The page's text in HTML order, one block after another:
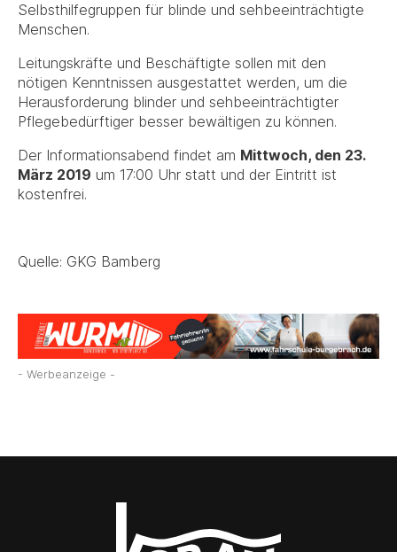
Selbsthilfegruppen für blinde und sehbeeinträchtigte
Menschen.
Leitungskräfte und Beschäftigte sollen mit den
nötigen Kenntnissen ausgestattet werden, um die
Herausforderung blinder und sehbeeinträchtigter
Pflegebedürftiger besser bewältigen zu können.
Der Informationsabend findet am Mittwoch, den 23.
März 2019 um 17:00 Uhr statt und der Eintritt ist
kostenfrei.
Quelle: GKG Bamberg
- Werbeanzeige -